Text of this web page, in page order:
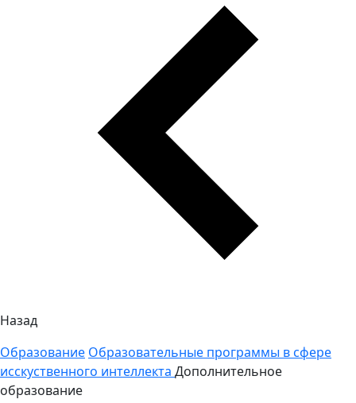
Назад
Образование Образовательные программы в сфере
исскуственного интеллекта Дополнительное
образование